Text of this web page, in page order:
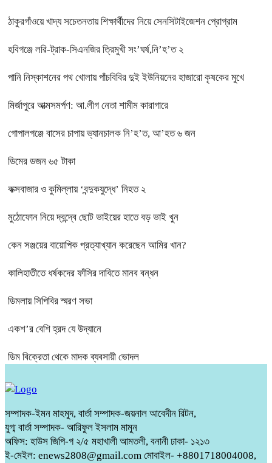
ঠাকুরগাঁওয়ে খাদ্য সচেতনতায় শিক্ষার্থীদের নিয়ে সেনসিটাইজেশন প্রোগ্রাম
হবিগঞ্জে লরি-ট্রাক-সিএনজির ত্রিমুখী সং’ঘর্ষ,নি’হ’ত ২
পানি নিস্কাশনের পথ খোলায় পাঁচবিবির দুই ইউনিয়নের হাজারো কৃষকের মুখে
মির্জাপুরে আত্মসমর্পণ: আ.লীগ নেতা শামীম কারাগারে
গোপালগঞ্জে বাসের চাপায় ভ্যানচালক নি’হ’ত, আ’হত ৬ জন
ডিমের ডজন ৬৫ টাকা
কক্সবাজার ও কুমিল্লায় ‘বন্দুকযুদ্ধে’ নিহত ২
মুঠোফোন নিয়ে দ্বন্দ্বে ছোট ভাইয়ের হাতে বড় ভাই খুন
কেন সঞ্জয়ের বায়োপিক প্রত্যাখ্যান করেছেন আমির খান?
কালিহাতীতে ধর্ষকদের ফাঁসির দাবিতে মানব বন্ধন
ডিমলায় সিপিবির স্মরণ সভা
একশ’র বেশি হ্রদ যে উদ্যানে
ডিম বিক্রেতা থেকে মাদক ব্যবসায়ী ভোদল
সম্পাদক-ইমন মাহমুদ, বার্তা সম্পাদক-জয়নাল আবেদীন রিটন,
যুগ্ম বার্তা সম্পাদক- আরিফুল ইসলাম মামুন
অফিস: হাউস জিপি-গ ২/৫ মহাখালী আমতলী, বনানী ঢাকা- ১২১৩
ই-মেইল: enews2808@gmail.com মোবাইল- +8801718004008,